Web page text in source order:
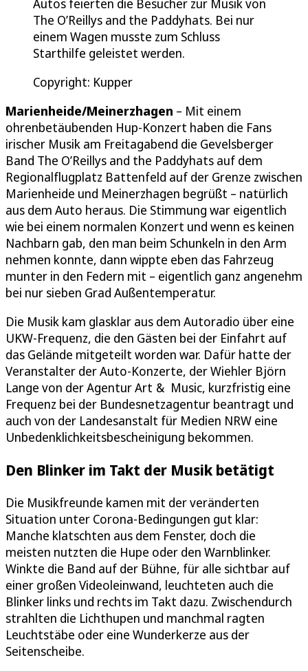
Autos feierten die Besucher zur Musik von
The O’Reillys and the Paddyhats. Bei nur
einem Wagen musste zum Schluss
Starthilfe geleistet werden.
Copyright: Kupper
Marienheide/Meinerzhagen – Mit einem
ohrenbetäubenden Hup-Konzert haben die Fans
irischer Musik am Freitagabend die Gevelsberger
Band The O’Reillys and the Paddyhats auf dem
Regionalflugplatz Battenfeld auf der Grenze zwischen
Marienheide und Meinerzhagen begrüßt – natürlich
aus dem Auto heraus. Die Stimmung war eigentlich
wie bei einem normalen Konzert und wenn es keinen
Nachbarn gab, den man beim Schunkeln in den Arm
nehmen konnte, dann wippte eben das Fahrzeug
munter in den Federn mit – eigentlich ganz angenehm
bei nur sieben Grad Außentemperatur.
Die Musik kam glasklar aus dem Autoradio über eine
UKW-Frequenz, die den Gästen bei der Einfahrt auf
das Gelände mitgeteilt worden war. Dafür hatte der
Veranstalter der Auto-Konzerte, der Wiehler Björn
Lange von der Agentur Art & Music, kurzfristig eine
Frequenz bei der Bundesnetzagentur beantragt und
auch von der Landesanstalt für Medien NRW eine
Unbedenklichkeitsbescheinigung bekommen.
Den Blinker im Takt der Musik betätigt
Die Musikfreunde kamen mit der veränderten
Situation unter Corona-Bedingungen gut klar:
Manche klatschten aus dem Fenster, doch die
meisten nutzten die Hupe oder den Warnblinker.
Winkte die Band auf der Bühne, für alle sichtbar auf
einer großen Videoleinwand, leuchteten auch die
Blinker links und rechts im Takt dazu. Zwischendurch
strahlten die Lichthupen und manchmal ragten
Leuchtstäbe oder eine Wunderkerze aus der
Seitenscheibe.